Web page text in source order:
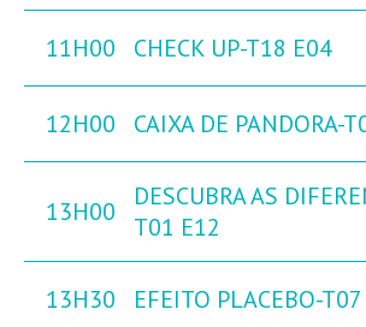
11H00 CHECK UP-T18 E04
12H00 CAIXA DE PANDORA-
13H00
DESCUBRA AS
T01 E12
13H30 EFEITO PLACEBO-